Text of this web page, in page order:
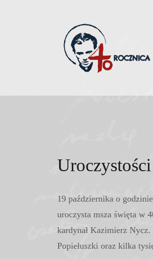
19 października o
uroczysta msza święta w
kardynał Kazimierz
Popiełuszki oraz kilka